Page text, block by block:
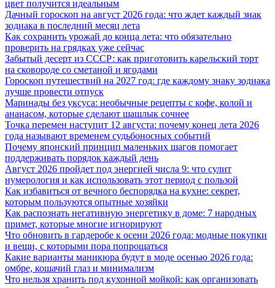
цвет получится идеальным
Дачный гороскоп на август 2026 года: что ждет каждый знак
зодиака в последний месяц лета
Как сохранить урожай до конца лета: что обязательно
проверить на грядках уже сейчас
Забытый десерт из СССР: как приготовить карельский торт
на сковороде со сметаной и ягодами
Гороскоп путешествий на 2027 год: где каждому знаку зодиака
лучше провести отпуск
Маринады без уксуса: необычные рецепты с кофе, колой и
ананасом, которые сделают шашлык сочнее
Точка перемен наступит 12 августа: почему конец лета 2026
года называют временем судьбоносных событий
Почему японский принцип маленьких шагов помогает
поддерживать порядок каждый день
Август 2026 пройдет под энергией числа 9: что сулит
нумерология и как использовать этот период с пользой
Как избавиться от вечного беспорядка на кухне: секрет,
которым пользуются опытные хозяйки
Как распознать негативную энергетику в доме: 7 народных
примет, которые многие игнорируют
Что обновить в гардеробе к осени 2026 года: модные покупки
и вещи, с которыми пора попрощаться
Какие варианты маникюра будут в моде осенью 2026 года:
омбре, кошачий глаз и минимализм
Что нельзя хранить под кухонной мойкой: как организовать